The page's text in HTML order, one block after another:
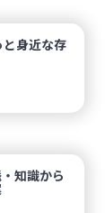
と身近な存
知識から